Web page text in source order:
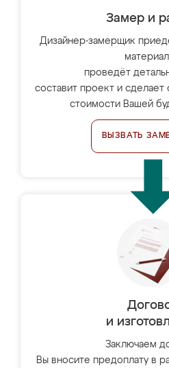
Замер и
Дизайнер-замерщик
проведёт
составит проект и сделает
стоимости Вашей
ВЫЗВАТЬ
и
Заключаем
Вы вносите предоплату в